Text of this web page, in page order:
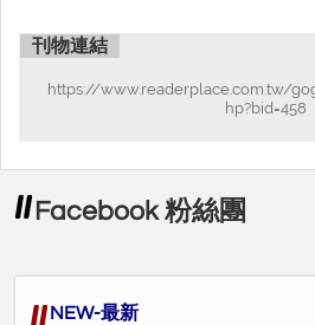
刊物連結
https://www.readerplace.com.tw/
hp?bid=458
Facebook 粉絲團
NEW-最新